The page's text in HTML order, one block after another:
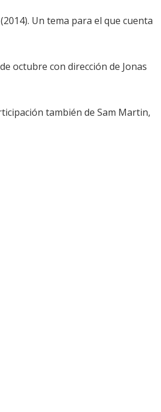
(2014). Un tema para el que cuenta
octubre con dirección de Jonas
también de Sam Martin,